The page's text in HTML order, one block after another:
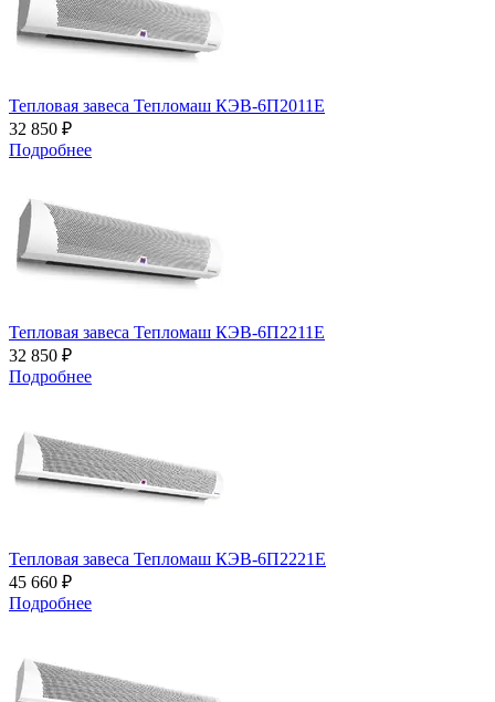
Тепловая завеса Тепломаш КЭВ-6П2011Е
32 850 ₽
Подробнее
Тепловая завеса Тепломаш КЭВ-6П2211Е
32 850 ₽
Подробнее
Тепловая завеса Тепломаш КЭВ-6П2221Е
45 660 ₽
Подробнее